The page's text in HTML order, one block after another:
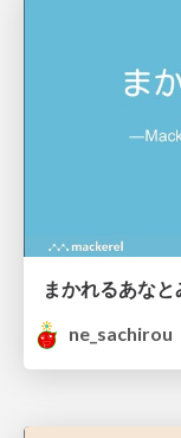
ne_sachirou